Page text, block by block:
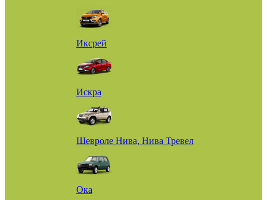
Иксрей
Искра
Шевроле Нива, Нива Тревел
Ока